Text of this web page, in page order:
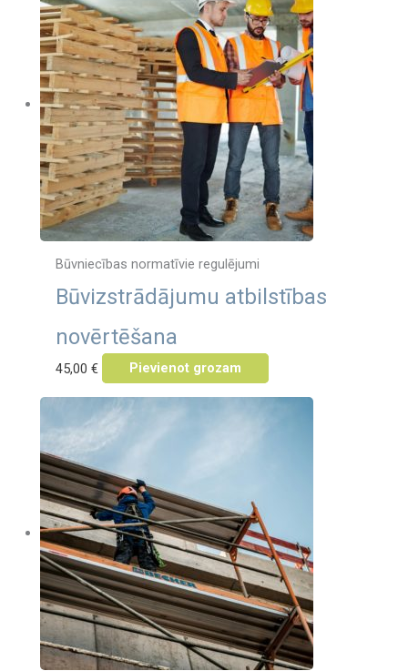
Būvniecības normatīvie regulējumi
Būvizstrādājumu atbilstības
novērtēšana
45,00€ Pievienot grozam